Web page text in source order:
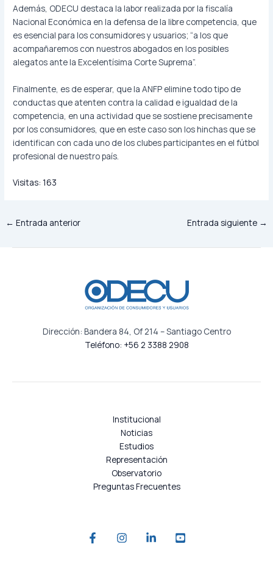
Además, ODECU destaca la labor realizada por la fiscalía
Nacional Económica en la defensa de la libre competencia, que
es esencial para los consumidores y usuarios; “a los que
acompañaremos con nuestros abogados en los posibles
alegatos ante la Excelentísima Corte Suprema”.
Finalmente, es de esperar, que la ANFP elimine todo tipo de
conductas que atenten contra la calidad e igualdad de la
competencia, en una actividad que se sostiene precisamente
por los consumidores, que en este caso son los hinchas que se
identifican con cada uno de los clubes participantes en el fútbol
profesional de nuestro país.
Visitas: 163
← Entrada anterior Entrada siguiente →
Dirección: Bandera 84, Of 214 – Santiago Centro
Teléfono: +56 2 3388 2908
Institucional
Noticias
Estudios
Representación
Observatorio
Preguntas Frecuentes